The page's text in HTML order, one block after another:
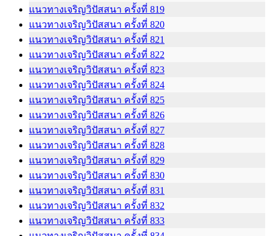
แนวทางเจริญวิปัสสนา ครั้งที่ 819
แนวทางเจริญวิปัสสนา ครั้งที่ 820
แนวทางเจริญวิปัสสนา ครั้งที่ 821
แนวทางเจริญวิปัสสนา ครั้งที่ 822
แนวทางเจริญวิปัสสนา ครั้งที่ 823
แนวทางเจริญวิปัสสนา ครั้งที่ 824
แนวทางเจริญวิปัสสนา ครั้งที่ 825
แนวทางเจริญวิปัสสนา ครั้งที่ 826
แนวทางเจริญวิปัสสนา ครั้งที่ 827
แนวทางเจริญวิปัสสนา ครั้งที่ 828
แนวทางเจริญวิปัสสนา ครั้งที่ 829
แนวทางเจริญวิปัสสนา ครั้งที่ 830
แนวทางเจริญวิปัสสนา ครั้งที่ 831
แนวทางเจริญวิปัสสนา ครั้งที่ 832
แนวทางเจริญวิปัสสนา ครั้งที่ 833